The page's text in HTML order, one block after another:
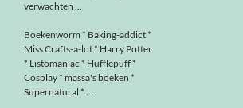
verwachten ...
Boekenworm * Baking-addict *
Miss Crafts-a-lot * Harry Potter
* Listomaniac * Hufflepuff *
Cosplay * massa's boeken *
Supernatural * ...